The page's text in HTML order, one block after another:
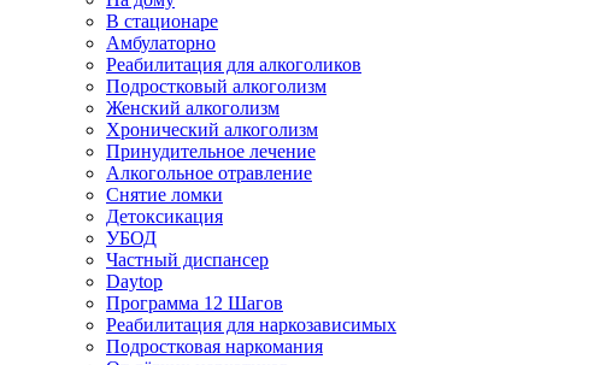
В стационаре
Амбулаторно
Реабилитация для алкоголиков
Подростковый алкоголизм
Женский алкоголизм
Хронический алкоголизм
Принудительное лечение
Алкогольное отравление
Снятие ломки
Детоксикация
УБОД
Частный диспансер
Daytop
Программа 12 Шагов
Реабилитация для наркозависимых
Подростковая наркомания